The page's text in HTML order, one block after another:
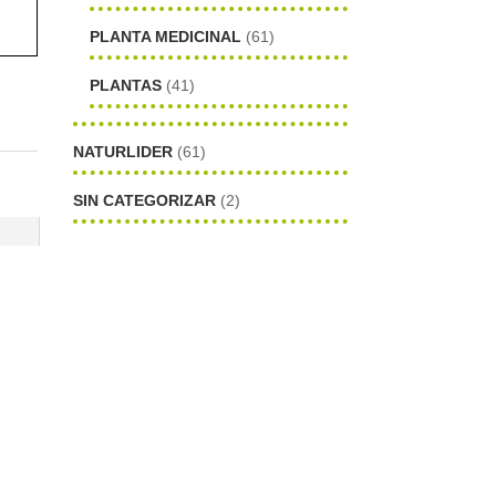
PLANTA MEDICINAL (61)
PLANTAS (41)
NATURLIDER (61)
SIN CATEGORIZAR (2)